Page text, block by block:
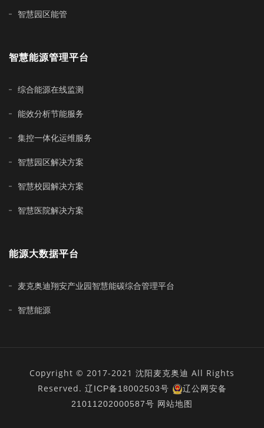
智慧园区能管
智慧能源管理平台
综合能源在线监测
能效分析节能服务
集控一体化运维服务
智慧园区解决方案
智慧校园解决方案
智慧医院解决方案
能源大数据平台
麦克奥迪翔安产业园智慧能碳综合管理平台
智慧能源
Copyright © 2017-2021 沈阳麦克奥迪 All Rights
Reserved. 辽ICP备18002503号
辽公网安备
21011202000587号 网站地图